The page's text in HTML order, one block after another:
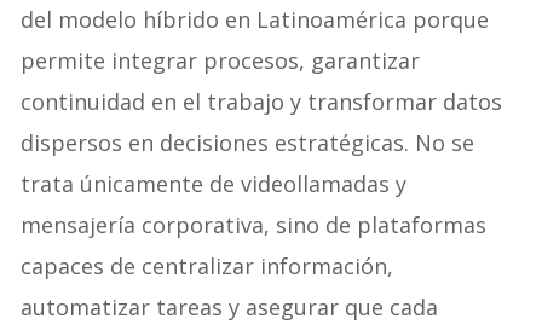
del modelo híbrido en Latinoamérica porque
permite integrar procesos, garantizar
continuidad en el trabajo y transformar datos
dispersos en decisiones estratégicas. No se
trata únicamente de videollamadas y
mensajería corporativa, sino de plataformas
capaces de centralizar información,
automatizar tareas y asegurar que cada